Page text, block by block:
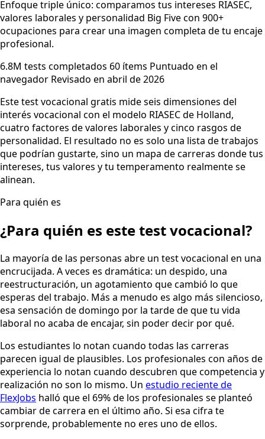
Enfoque triple único: comparamos tus intereses RIASEC,
valores laborales y personalidad Big Five con 900+
ocupaciones para crear una imagen completa de tu encaje
profesional.
6.8M tests completados 60 ítems Puntuado en el
navegador Revisado en abril de 2026
Este test vocacional gratis mide seis dimensiones del
interés vocacional con el modelo RIASEC de Holland,
cuatro factores de valores laborales y cinco rasgos de
personalidad. El resultado no es solo una lista de trabajos
que podrían gustarte, sino un mapa de carreras donde tus
intereses, tus valores y tu temperamento realmente se
alinean.
Para quién es
¿Para quién es este test vocacional?
La mayoría de las personas abre un test vocacional en una
encrucijada. A veces es dramática: un despido, una
reestructuración, un agotamiento que cambió lo que
esperas del trabajo. Más a menudo es algo más silencioso,
esa sensación de domingo por la tarde de que tu vida
laboral no acaba de encajar, sin poder decir por qué.
Los estudiantes lo notan cuando todas las carreras
parecen igual de plausibles. Los profesionales con años de
experiencia lo notan cuando descubren que competencia y
realización no son lo mismo. Un estudio reciente de
FlexJobs halló que el 69% de los profesionales se planteó
cambiar de carrera en el último año. Si esa cifra te
sorprende, probablemente no eres uno de ellos.